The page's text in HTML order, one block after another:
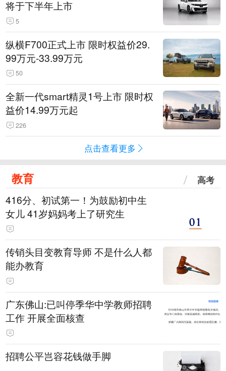
将于下半年上市
5
纵横F700正式上市 限时权益价29.
99万元-33.99万元
50
全新一代smart精灵1号上市 限时权
益价14.99万元起
226
点击查看更多
教育 高考
416分、初试第一！为鼓励初中生
女儿 41岁妈妈考上了研究生
传销头目变教育导师 不是什么人都
能办教育
广东佛山:已叫停季华中学教师招聘
工作 开展全面核查
招聘公平岂容花钱做手脚